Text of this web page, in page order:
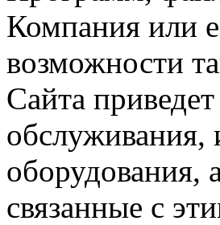
Компания или
возможности
Сайта
обслуживания,
оборудования,
связанные с